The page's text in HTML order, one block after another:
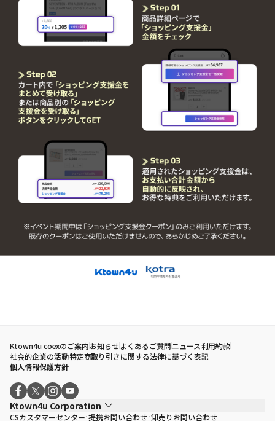
Ktown4u coexのご案内お知らせよくあるご質問ニュース利用約款
社会的企業の活動特定商取り引きに関する法律に基づく表記
個人情報保護方針
Ktown4u Corporation
CSカスタマーセンター 提携お問い合わせ 卸売りお問い合わせ